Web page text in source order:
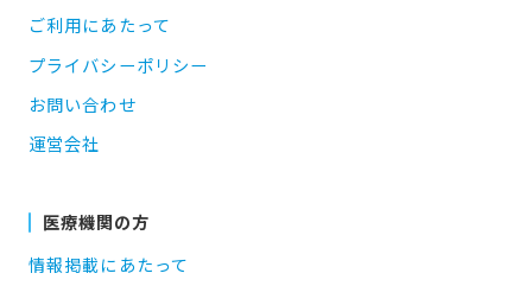
ご利用にあたって
プライバシーポリシー
お問い合わせ
運営会社
医療機関の方
情報掲載にあたって